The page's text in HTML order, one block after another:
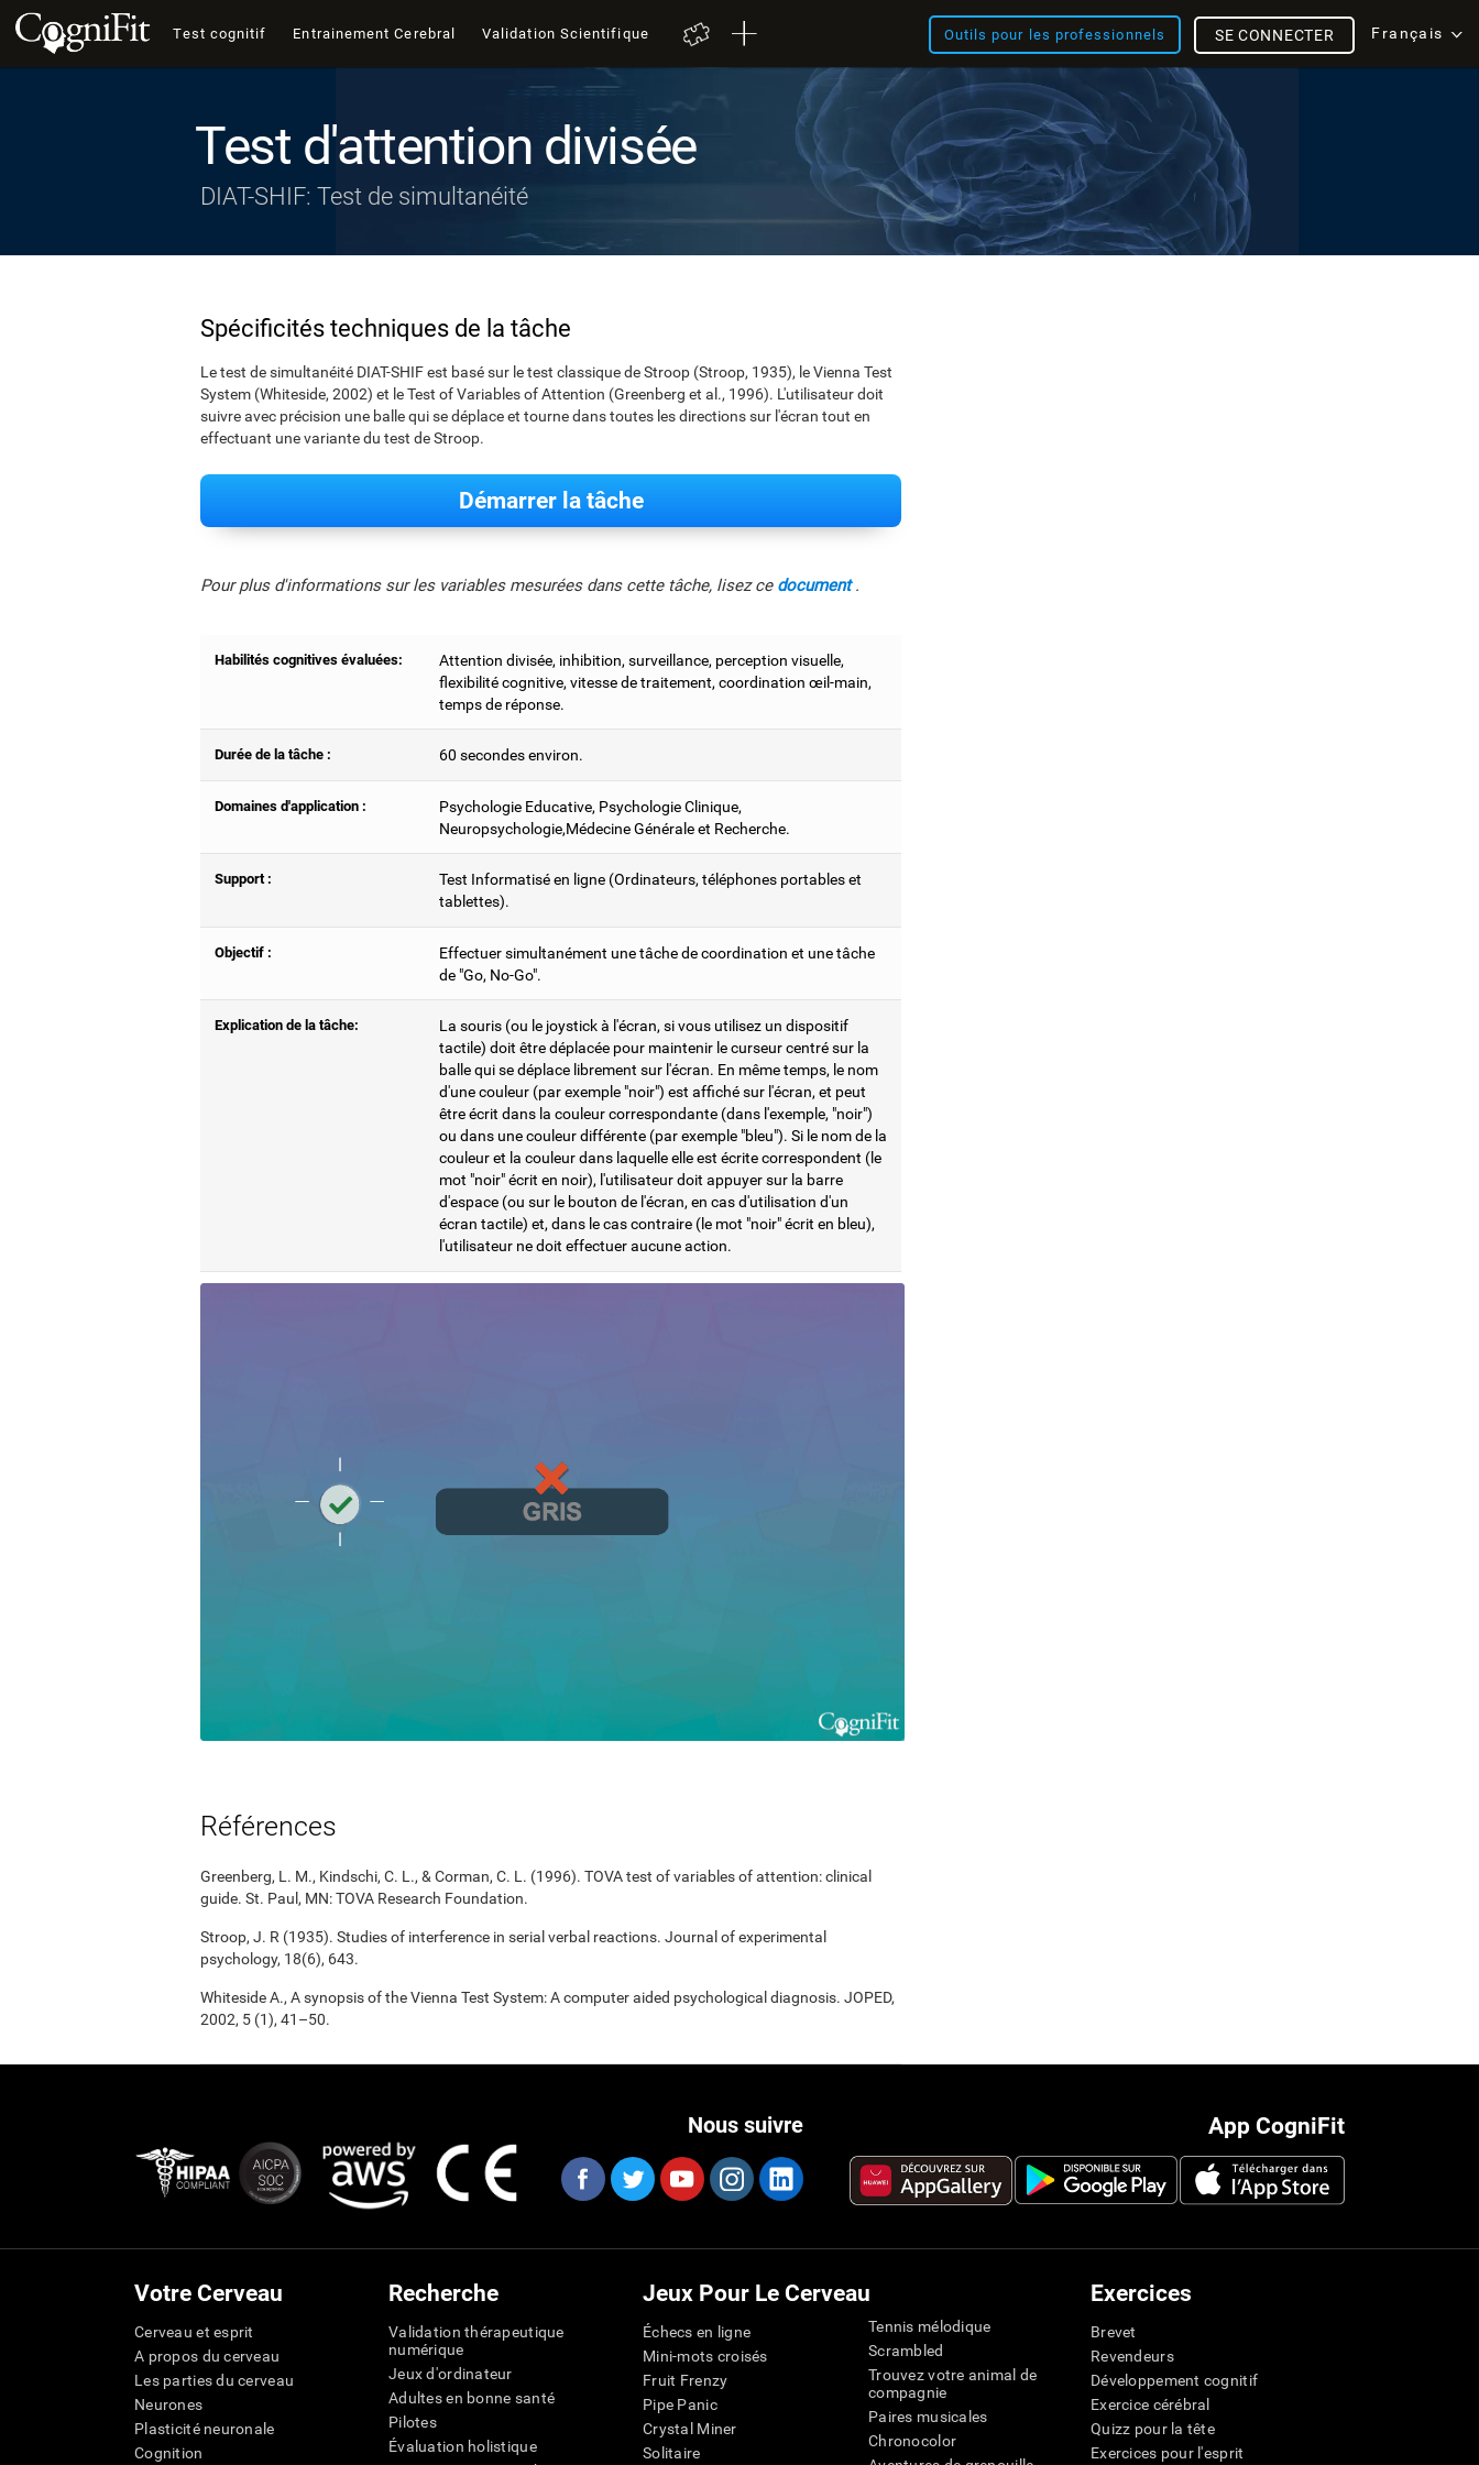
Test cognitif Entrainement Cerebral Validation Scientifique Outils pour les professionnels Français
SE CONNECTER
Test d'attention divisée
DIAT-SHIF: Test de simultanéité
Spécificités techniques de la tâche
Le test de simultanéité DIAT-SHIF est basé sur le test classique de Stroop (Stroop, 1935), le Vienna Test
System (Whiteside, 2002) et le Test of Variables of Attention (Greenberg et al., 1996). L'utilisateur doit
suivre avec précision une balle qui se déplace et tourne dans toutes les directions sur l'écran tout en
effectuant une variante du test de Stroop.
Démarrer la tâche
Pour plus d'informations sur les variables mesurées dans cette tâche, lisez ce document.
Habilités cognitives évaluées:
Attention divisée, inhibition, surveillance, perception visuelle,
flexibilité cognitive, vitesse de traitement, coordination œil-main,
temps de réponse.
Durée de la tâche : 60 secondes environ.
Domaines d'application :
Psychologie Educative, Psychologie Clinique,
Neuropsychologie,Médecine Générale et Recherche.
Support :
Test Informatisé en ligne (Ordinateurs, téléphones portables et
tablettes).
Objectif :
Effectuer simultanément une tâche de coordination et une tâche
de "Go, No-Go".
Explication de la tâche:
La souris (ou le joystick à l'écran, si vous utilisez un dispositif
tactile) doit être déplacée pour maintenir le curseur centré sur la
balle qui se déplace librement sur l'écran. En même temps, le nom
d'une couleur (par exemple "noir") est affiché sur l'écran, et peut
être écrit dans la couleur correspondante (dans l'exemple, "noir")
ou dans une couleur différente (par exemple "bleu"). Si le nom de la
couleur et la couleur dans laquelle elle est écrite correspondent (le
mot "noir" écrit en noir), l'utilisateur doit appuyer sur la barre
d'espace (ou sur le bouton de l'écran, en cas d'utilisation d'un
écran tactile) et, dans le cas contraire (le mot "noir" écrit en bleu),
l'utilisateur ne doit effectuer aucune action.
Références
Greenberg, L. M., Kindschi, C. L., & Corman, C. L. (1996). TOVA test of variables of attention: clinical
guide. St. Paul, MN: TOVA Research Foundation.
Stroop, J. R (1935). Studies of interference in serial verbal reactions. Journal of experimental
psychology, 18(6), 643.
Whiteside A., A synopsis of the Vienna Test System: A computer aided psychological diagnosis. JOPED,
2002, 5 (1), 41–50.
App CogniFit
Nous suivre
Votre Cerveau
Cerveau et esprit
A propos du cerveau
Les parties du cerveau
Neurones
Plasticité neuronale
Cognition
Recherche
Validation thérapeutique
numérique
Jeux d'ordinateur
Adultes en bonne santé
Pilotes
Évaluation holistique
Jeux Pour Le Cerveau
Échecs en ligne
Mini-mots croisés
Fruit Frenzy
Pipe Panic
Crystal Miner
Solitaire
Tennis mélodique
Scrambled
Trouvez votre animal de
compagnie
Paires musicales
Chronocolor
Exercices
Brevet
Revendeurs
Développement cognitif
Exercice cérébral
Quizz pour la tête
Exercices pour l'esprit